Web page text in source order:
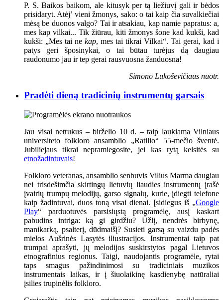
P. S. Baikos baikom, ale kitusyk per tą liežiuvį gali ir bėdos
prisidaryt. Atėj’ vieni žmonys, sako: o tai kaip čia suvalkiečiai
mėsą be duonos valgo? Tai ir atsakiau, kap namie papratus: a,
mes kap vilkai... Tik žiūrau, kiti žmonys šone kad kukši, kad
kukši: „Mes tai ne kap, mes tai tikrai Vilkai“. Tai gerai, kad i
patys geri šposinykai, o tai būtau turėjus dą daugiau
raudonumo jau ir tep gerai rausvuosna žanduosna!
Simono Lukoševičiaus nuotr.
Pradėti dieną tradicinių instrumentų garsais
Jau visai netrukus – birželio 10 d. – taip laukiama Vilniaus
universiteto folkloro ansamblio „Ratilio“ 55-mečio šventė.
Jubiliejaus tikrai nepramiegosite, jei kas rytą kelsitės su
etnožadintuvais!
Folkloro veteranas, ansamblio senbuvis Vilius Marma daugiau
nei trisdešimčia skirtingų lietuvių liaudies instrumentų įrašė
įvairių trumpų melodijų, garso signalų, kurie, įdiegti telefone
kaip žadintuvai, duos toną visai dienai. Įsidiegus iš „Google
Play“ parduotuvės parsisiųstą programėlę, ausį kaskart
pabudins intriga: ką gi girdžiu? Ūžlį, nendrės birbynę,
manikarką, psalterį, dūdmaišį? Susieti garsą su vaizdu padės
mielos Aušrinės Lasytės iliustracijos. Instrumentai taip pat
trumpai aprašyti, jų melodijos suskirstytos pagal Lietuvos
etnografinius regionus. Taigi, naudojantis programėle, rytai
taps smagus pažindinimosi su tradiciniais muzikos
instrumentais laikas, ir į šiuolaikinę kasdienybę natūraliai
įsilies trupinėlis folkloro.